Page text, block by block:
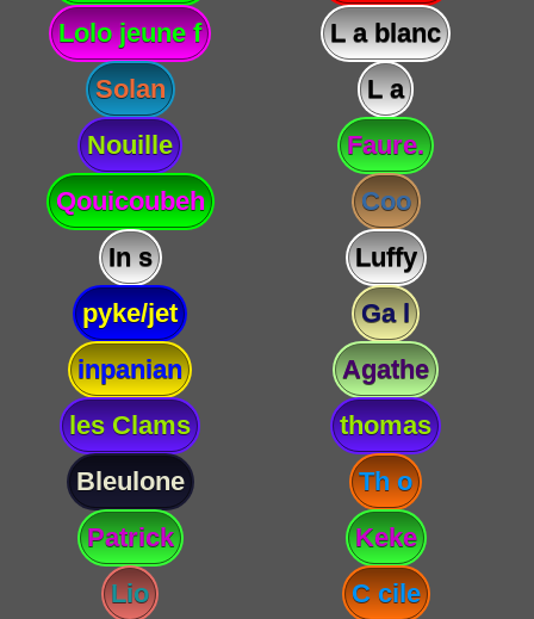
Lolo jeune f
L a blanc
Solan
L a
Nouille
Faure.
Qouicoubeh
Coo
In s
Luffy
pyke/jet
Ga l
inpanian
Agathe
les Clams
thomas
Bleulone
Th o
Patrick
Keke
Lio
C cile